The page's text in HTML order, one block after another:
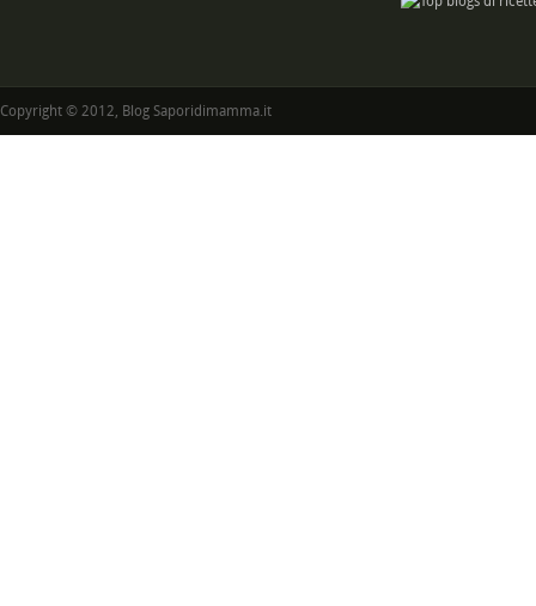
Copyright © 2012, Blog Saporidimamma.it